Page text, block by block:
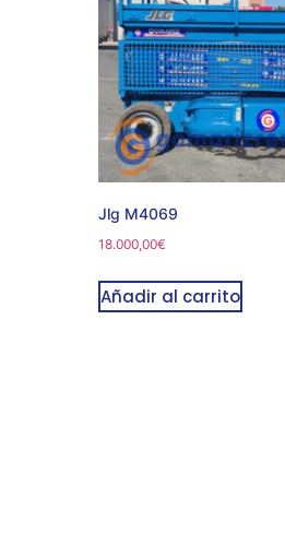
Jlg M4069
18.000,00€
Añadir al carrito